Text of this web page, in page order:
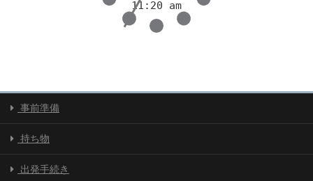
事前準備
持ち物
出発手続き